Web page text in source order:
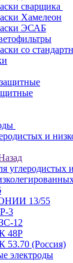
сварщика
Хамелеон
ЭСАБ
со
и
углеродистых и
13/55
3
12
48Р
53.70 (Россия)
электроды